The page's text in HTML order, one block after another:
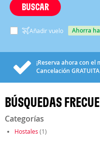
BUSCAR
Añadir vuelo ahorra
¡Reserva ahora con
Cancelación GRATUITA
BÚSQUEDAS
Categorías
Hostales (1)